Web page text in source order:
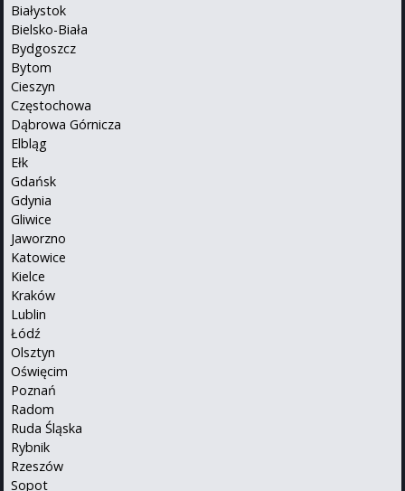
Białystok
Bielsko-Biała
Bydgoszcz
Bytom
Cieszyn
Częstochowa
Dąbrowa Górnicza
Elbląg
Ełk
Gdańsk
Gdynia
Gliwice
Jaworzno
Katowice
Kielce
Kraków
Lublin
Łódź
Olsztyn
Oświęcim
Poznań
Radom
Ruda Śląska
Rybnik
Rzeszów
Sopot